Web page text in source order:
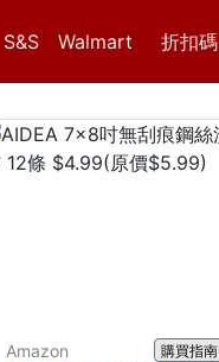
S&S Walmart 折扣碼
Amazon 購買指南